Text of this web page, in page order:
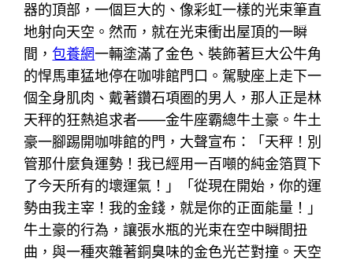
器的頂部，一個巨大的、像彩虹一樣的光束筆直
地射向天空。然而，就在光束衝出屋頂的一瞬
間，包養網一輛塗滿了金色、裝飾著巨大公牛角
的悍馬車猛地停在咖啡館門口。駕駛座上走下一
個全身肌肉、戴著鑽石項圈的男人，那人正是林
天秤的狂熱追求者——金牛座霸總牛土豪。牛土
豪一腳踢開咖啡館的門，大聲宣布：「天秤！別
管那什麼負運勢！我已經用一百噸的純金箔買下
了今天所有的壞運氣！」「從現在開始，你的運
勢由我主宰！我的金錢，就是你的正面能量！」
牛土豪的行為，讓張水瓶的光束在空中瞬間扭
曲，與一種夾雜著銅臭味的金色光芒對撞。天空